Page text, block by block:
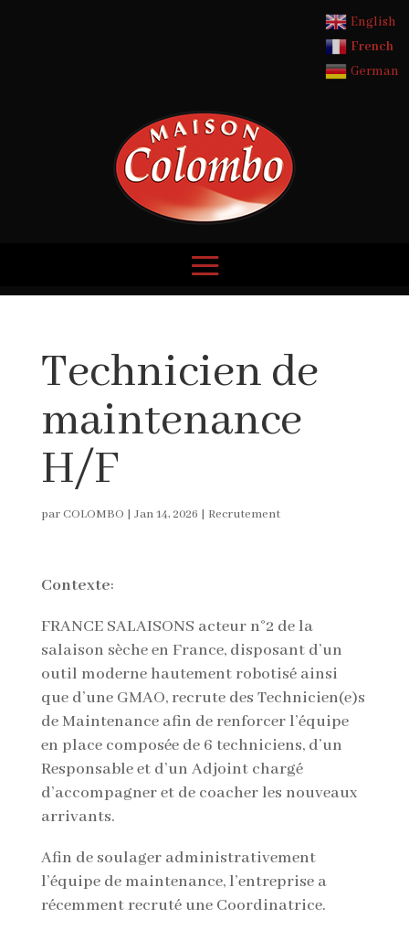
English
French
German
Technicien de
maintenance
H/F
parCOLOMBO | Jan 14, 2026 | Recrutement
Contexte:
FRANCE SALAISONS acteur n°2 de la
salaison sèche en France, disposant d’un
outil moderne hautement robotisé ainsi
que d’une GMAO, recrute des Technicien(e)s
de Maintenance afin de renforcer l’équipe
en place composée de 6 techniciens, d’un
Responsable et d’un Adjoint chargé
d’accompagner et de coacher les nouveaux
arrivants.
Afin de soulager administrativement
l’équipe de maintenance, l’entreprise a
récemment recruté une Coordinatrice.